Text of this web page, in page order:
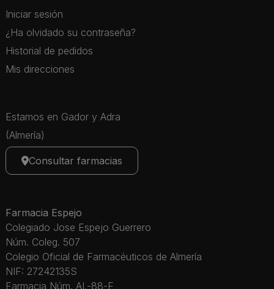
Iniciar sesión
¿Ha olvidado su contraseña?
Historial de pedidos
Mis direcciones
Estamos en Gador y Adra
(Almería)
Consultar farmacias
Farmacia Espejo
Colegiado Jose Espejo Guerrero
Núm. Coleg. 507
Colegio Oficial de Farmacéuticos de Almería
NIF: 27242135S
Farmacia Núm. AL-88-F